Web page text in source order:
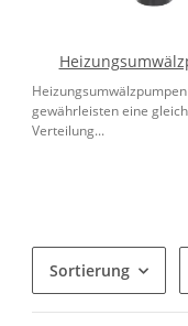
Heizungsumwälzpumpen
gewährleisten eine
Verteilung...
Sortierung